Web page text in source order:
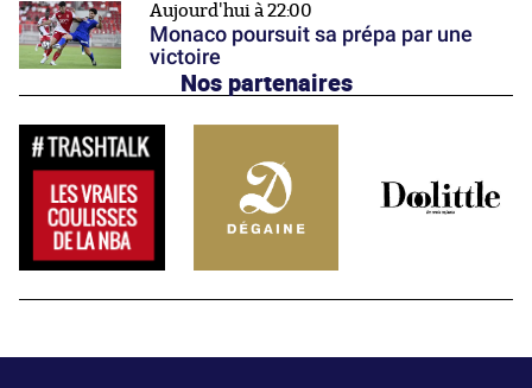
Aujourd'hui à 22:00
Monaco poursuit sa prépa par une
victoire
Nos partenaires